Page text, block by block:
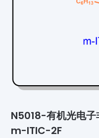
N5018-有机光电子
m-ITIC-2F